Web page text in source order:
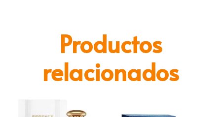
Productos
relacionados